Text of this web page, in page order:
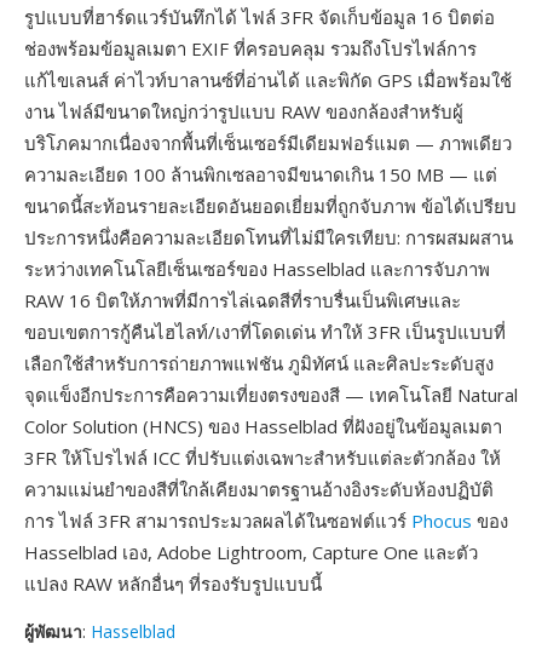
รูปแบบที่ฮาร์ดแวร์บันทึกได้ ไฟล์ 3FR จัดเก็บข้อมูล 16 บิตต่อ
ช่องพร้อมข้อมูลเมตา EXIF ที่ครอบคลุม รวมถึงโปรไฟล์การ
แก้ไขเลนส์ ค่าไวท์บาลานซ์ที่อ่านได้ และพิกัด GPS เมื่อพร้อมใช้
งาน ไฟล์มีขนาดใหญ่กว่ารูปแบบ RAW ของกล้องสำหรับผู้
บริโภคมากเนื่องจากพื้นที่เซ็นเซอร์มีเดียมฟอร์แมต — ภาพเดียว
ความละเอียด 100 ล้านพิกเซลอาจมีขนาดเกิน 150 MB — แต่
ขนาดนี้สะท้อนรายละเอียดอันยอดเยี่ยมที่ถูกจับภาพ ข้อได้เปรียบ
ประการหนึ่งคือความละเอียดโทนที่ไม่มีใครเทียบ: การผสมผสาน
ระหว่างเทคโนโลยีเซ็นเซอร์ของ Hasselblad และการจับภาพ
RAW 16 บิตให้ภาพที่มีการไล่เฉดสีที่ราบรื่นเป็นพิเศษและ
ขอบเขตการกู้คืนไฮไลท์/เงาที่โดดเด่น ทำให้ 3FR เป็นรูปแบบที่
เลือกใช้สำหรับการถ่ายภาพแฟชัน ภูมิทัศน์ และศิลปะระดับสูง
จุดแข็งอีกประการคือความเที่ยงตรงของสี — เทคโนโลยี Natural
Color Solution (HNCS) ของ Hasselblad ที่ฝังอยู่ในข้อมูลเมตา
3FR ให้โปรไฟล์ ICC ที่ปรับแต่งเฉพาะสำหรับแต่ละตัวกล้อง ให้
ความแม่นยำของสีที่ใกล้เคียงมาตรฐานอ้างอิงระดับห้องปฏิบัติ
การ ไฟล์ 3FR สามารถประมวลผลได้ในซอฟต์แวร์ Phocus ของ
Hasselblad เอง, Adobe Lightroom, Capture One และตัว
แปลง RAW หลักอื่นๆ ที่รองรับรูปแบบนี้
ผู้พัฒนา: Hasselblad